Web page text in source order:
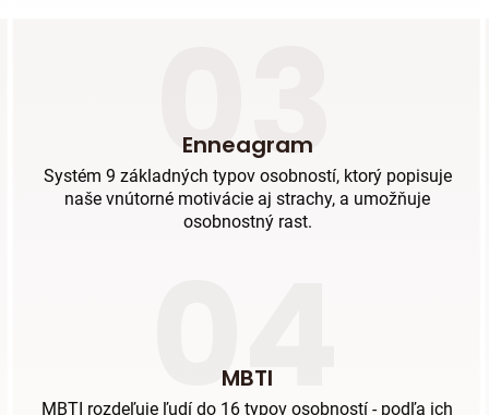
03
Enneagram
Systém 9 základných typov osobností, ktorý popisuje
naše vnútorné motivácie aj strachy, a umožňuje
osobnostný rast.
04
MBTI
MBTI rozdeľuje ľudí do 16 typov osobností - podľa ich